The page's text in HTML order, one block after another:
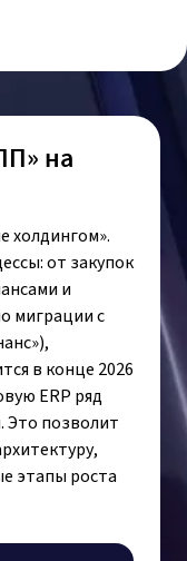
на
холдингом».
от закупок
и
миграции с
в конце 2026
ERP ряд
Это позволит
этапы роста